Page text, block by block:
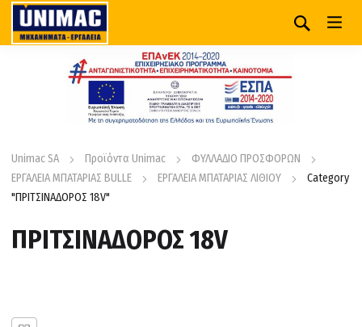
Unimac SA Προϊόντα Unimac
ΦΥΛΛΑΔΙΟ ΠΡΟΣΦΟΡΩΝ
ΕΡΓΑΛΕΙΑ ΜΠΑΤΑΡΙΑΣ BULLE
ΕΡΓΑΛΕΙΑ ΜΠΑΤΑΡΙΑΣ ΛΙΘΙΟΥ
Category
"ΠΡΙΤΣΙΝΑΔΟΡΟΣ 18V"
ΠΡΙΤΣΙΝΑΔΟΡΟΣ 18V